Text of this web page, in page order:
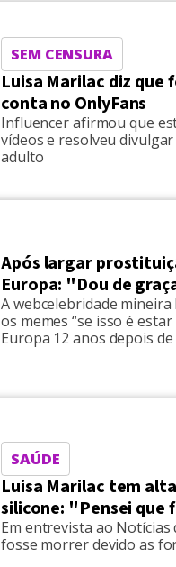
SEM CENSURA
Luisa Marilac diz que
conta no OnlyFans
Influencer afirmou que
vídeos e resolveu
adulto
Após largar
Europa: "Dou de
A webcelebridade
os memes “se isso é
Europa 12 anos depois
SAÚDE
Luisa Marilac tem
silicone: "Pensei que
Em entrevista ao
fosse morrer devido as